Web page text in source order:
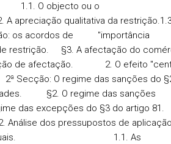
objecto ou o
qualitativa da
os acordos de "importância
restrição. §3. A afectação do
de afectação. 2. O efeito
2ª Secção: O regime das sanções do
§2. O regime das sanções
das excepções do §3 do artigo
Análise dos pressupostos de
individuais. 1.1. As